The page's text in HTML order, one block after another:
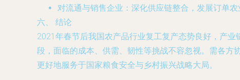
对流通与销售企业 ：深化供应链整合，发展订单
六、 结论
2021年春节后我国农产品行业复工复产态势良好，产
段，面临的成本、供需、韧性等挑战不容忽视。需各方
更好地服务于国家粮食安全与乡村振兴战略大局。